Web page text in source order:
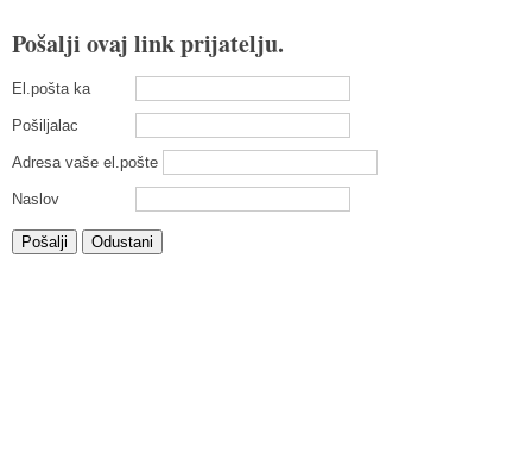
Pošalji ovaj link prijatelju.
El.pošta ka
Pošiljalac
Adresa vaše el.pošte
Naslov
Pošalji Odustani